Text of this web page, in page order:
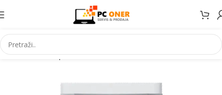
Početna Smartphones Accessories